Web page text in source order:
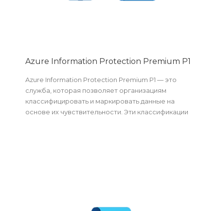
Azure Information Protection Premium P1
Azure Information Protection Premium P1 — это
служба, которая позволяет организациям
классифицировать и маркировать данные на
основе их чувствительности. Эти классификации